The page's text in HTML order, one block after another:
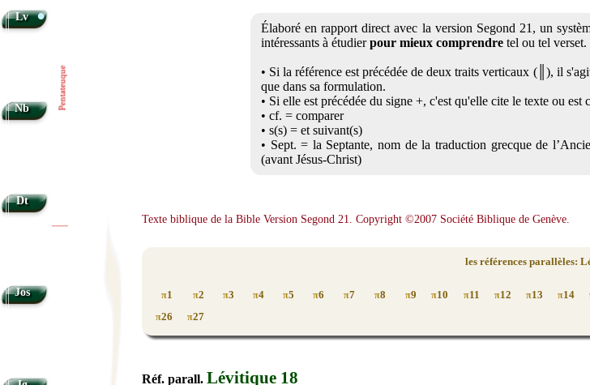
Élaboré en rapport direct avec la version Segond 21, un
intéressants à étudierpour mieux comprendretel ou tel verset.
• Si la référence est précédée de deux traits verticaux (║), il
que dans sa formulation.
• Si elle est précédée du signe +, c'est qu'elle cite le texte ou est
• cf. = comparer
• s(s) = et suivant(s)
• Sept. = la Septante, nom de la traduction grecque de
(avant Jésus-Christ)
Texte biblique de la Bible Version Segond 21. Copyright ©2007 Société Biblique de Genève.
les références parallèles:
π1 π2 π3 π4 π5 π6 π7 π8 π9 π10 π11 π12 π13 π14
π26 π27
Réf. parall. Lévitique 18
Lv
Nb
Dt
Jos
Pentateuque
•